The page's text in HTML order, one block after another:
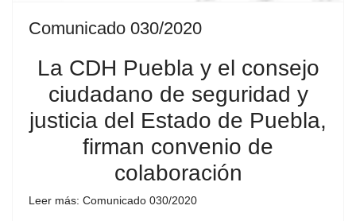
Comunicado 030/2020
La CDH Puebla y el consejo
ciudadano de seguridad y
justicia del Estado de Puebla,
firman convenio de
colaboración
Leer más: Comunicado 030/2020